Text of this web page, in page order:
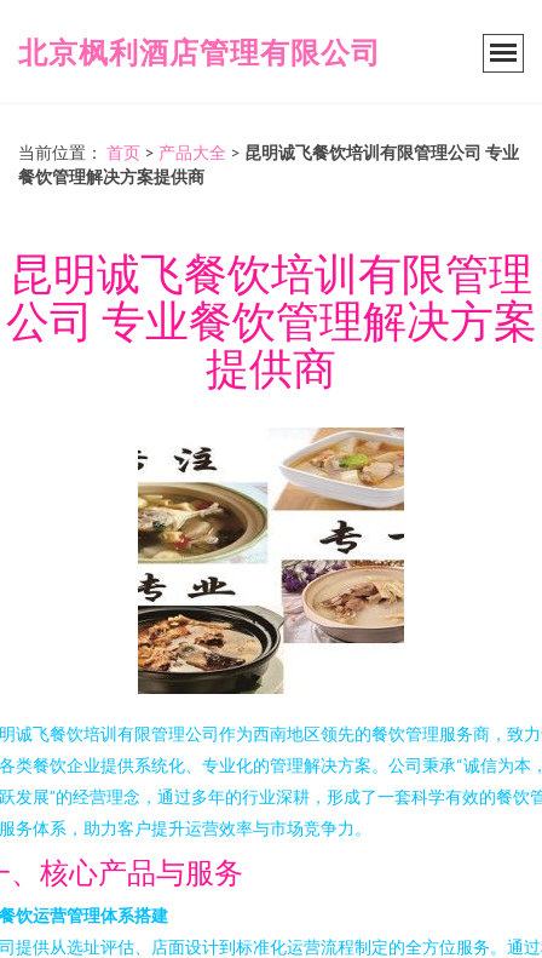
北京枫利酒店管理有限公司
当前位置： 首页 > 产品大全 > 昆明诚飞餐饮培训有限管理公司 专业
餐饮管理解决方案提供商
昆明诚飞餐饮培训有限管理
公司 专业餐饮管理解决方案
提供商
诚飞餐饮培训有限管理公司作为西南地区领先的餐饮管理服务商，致
类餐饮企业提供系统化、专业化的管理解决方案。公司秉承“诚信为本
发展”的经营理念，通过多年的行业深耕，形成了一套科学有效的餐饮
务体系，助力客户提升运营效率与市场竞争力。
、核心产品与服务
餐饮运营管理体系搭建
提供从选址评估、店面设计到标准化运营流程制定的全方位服务。通